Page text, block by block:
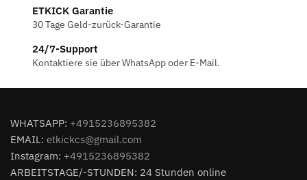
ETKICK Garantie
30 Tage Geld-zurück-Garantie
24/7-Support
Kontaktiere sie über WhatsApp oder E-Mail.
WHATSAPP: +4915236895382
EMAIL: etkickcs@gmail.com
Instagram: +4915236895382
ARBEITSTAGE/-STUNDEN: 24 Stunden online